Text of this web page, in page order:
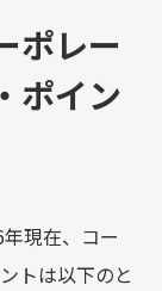
ポレー
ポイン
現在、コー
トは以下のと